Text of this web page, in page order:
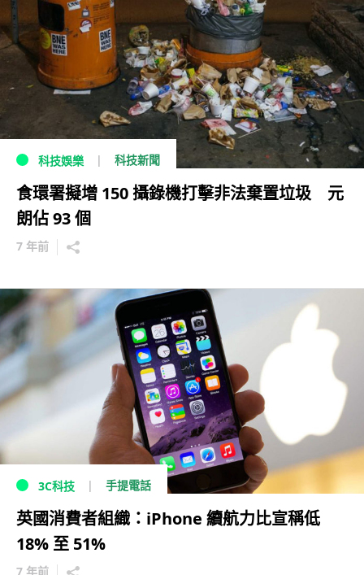
科技娛樂 科技新聞
食環署擬增 150 攝錄機打擊非法棄置垃圾 元
朗佔 93 個
7 年前
3C科技 手提電話
英國消費者組織：iPhone 續航力比宣稱低
18% 至 51%
7 年前